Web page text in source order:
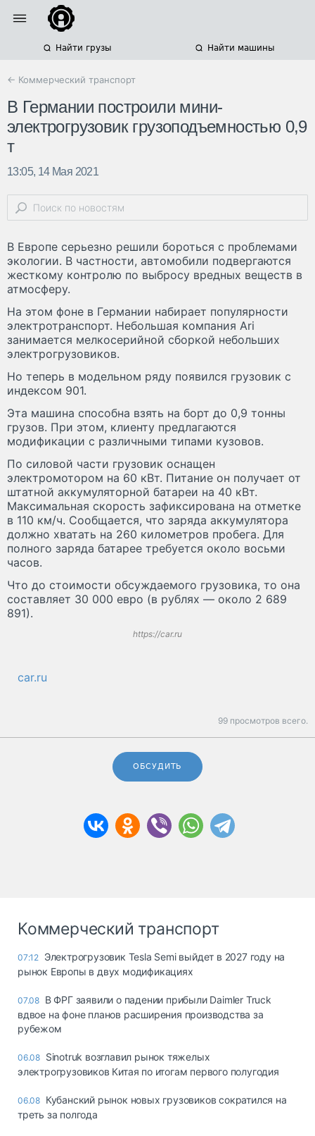
Найти грузы Найти машины
← Коммерческий транспорт
В Германии построили мини-
электрогрузовик грузоподъемностью 0,9
т
13:05, 14 Мая 2021
В Европе серьезно решили бороться с проблемами
экологии. В частности, автомобили подвергаются
жесткому контролю по выбросу вредных веществ в
атмосферу.
На этом фоне в Германии набирает популярности
электротранспорт. Небольшая компания Ari
занимается мелкосерийной сборкой небольших
электрогрузовиков.
Но теперь в модельном ряду появился грузовик с
индексом 901.
Эта машина способна взять на борт до 0,9 тонны
грузов. При этом, клиенту предлагаются
модификации с различными типами кузовов.
По силовой части грузовик оснащен
электромотором на 60 кВт. Питание он получает от
штатной аккумуляторной батареи на 40 кВт.
Максимальная скорость зафиксирована на отметке
в 110 км/ч. Сообщается, что заряда аккумулятора
должно хватать на 260 километров пробега. Для
полного заряда батарее требуется около восьми
часов.
Что до стоимости обсуждаемого грузовика, то она
составляет 30 000 евро (в рублях — около 2 689
891).
https://car.ru
car.ru
99 просмотров всего.
ОБСУДИТЬ
Коммерческий транспорт
07:12 Электрогрузовик Tesla Semi выйдет в 2027 году на
рынок Европы в двух модификациях
07.08 В ФРГ заявили о падении прибыли Daimler Truck
вдвое на фоне планов расширения производства за
рубежом
06.08 Sinotruk возглавил рынок тяжелых
электрогрузовиков Китая по итогам первого полугодия
06.08 Кубанский рынок новых грузовиков сократился на
треть за полгода